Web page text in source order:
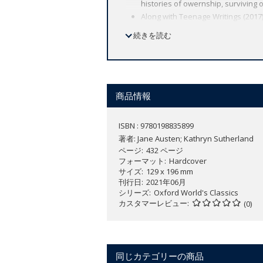
histories of owernship, surviving
Along with Teenage Writings
feel no respect.'
Susan, a sexual predator and a
death, is a topical satire on the niche
over-supplied south coast. If The
of Dickens. Experimental and sharp-
Austen.
This edition collects together all
year she died, aged forty-one. They
続きを読む
商品情報
ISBN : 9780198835899
著者: Jane Austen; Kathryn Sutherland
ページ 432 ページ
フォーマット
Hardcover
サイズ 129 x 196 mm
刊行日 2021年06月
シリーズ Oxford World's Classics
カスタマーレビュー
(0)
同じカテゴリーの商品